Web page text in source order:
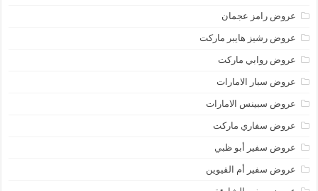
عروض رامز عجمان
عروض رشيز هايبر ماركت
عروض روابي ماركت
عروض سبار الامارات
عروض سبينس الامارات
عروض سفاري ماركت
عروض سفير أبو ظبي
عروض سفير أم القيوين